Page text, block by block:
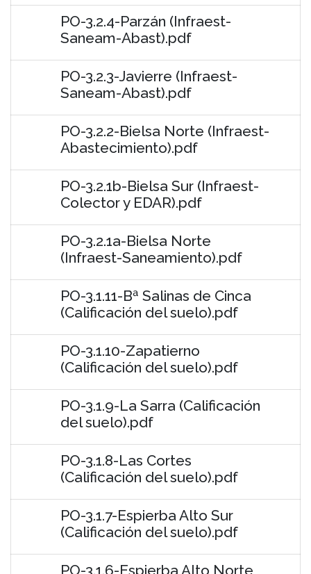
PO-3.2.4-Parzán (Infraest-
Saneam-Abast).pdf
PO-3.2.3-Javierre (Infraest-
Saneam-Abast).pdf
PO-3.2.2-Bielsa Norte (Infraest-
Abastecimiento).pdf
PO-3.2.1b-Bielsa Sur (Infraest-
Colector y EDAR).pdf
PO-3.2.1a-Bielsa Norte
(Infraest-Saneamiento).pdf
PO-3.1.11-Bª Salinas de Cinca
(Calificación del suelo).pdf
PO-3.1.10-Zapatierno
(Calificación del suelo).pdf
PO-3.1.9-La Sarra (Calificación
del suelo).pdf
PO-3.1.8-Las Cortes
(Calificación del suelo).pdf
PO-3.1.7-Espierba Alto Sur
(Calificación del suelo).pdf
PO-3.1.6-Espierba Alto Norte